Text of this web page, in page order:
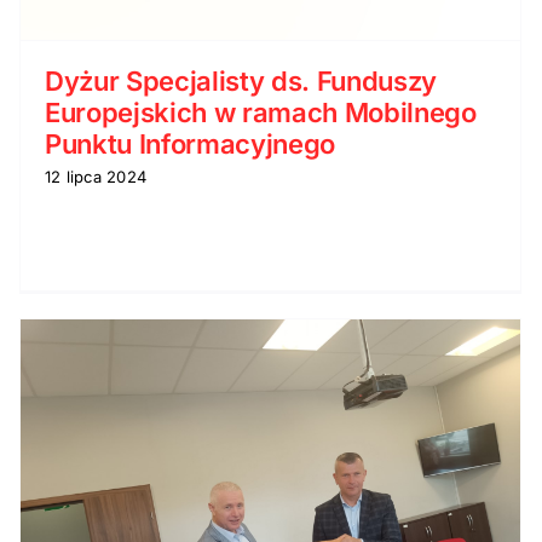
Dyżur Specjalisty ds. Funduszy
Europejskich w ramach Mobilnego
Punktu Informacyjnego
12 lipca 2024
Spotkanie informacyjne
„Dotacje na założenie
działalności gospodarczej w